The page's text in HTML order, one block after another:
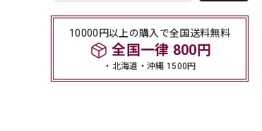
10000円以上の購入で全国送料無料
全国一律 800円
・北海道・沖縄 1500円